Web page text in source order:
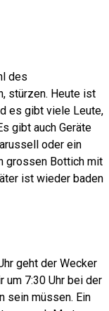
des
stürzen. Heute ist
es gibt viele Leute,
gibt auch Geräte
oder ein
grossen Bottich mit
ist wieder baden
geht der Wecker
um 7:30 Uhr bei der
sein müssen. Ein